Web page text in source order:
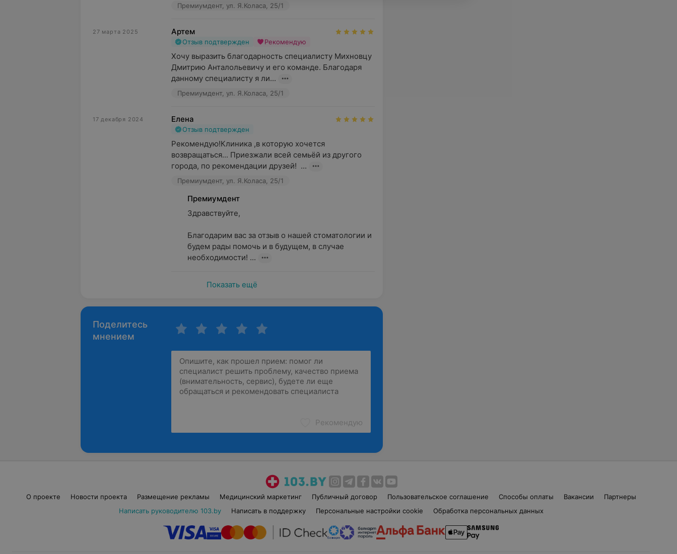
Премиумдент, ул. Я.Коласа, 25/1
27 марта 2025 Артем
Отзыв подтвержден Рекомендую
Хочу выразить благодарность специалисту Михновцу
Дмитрию Анталольевичу и его команде. Благодаря
данному специалисту я ли...
Премиумдент, ул. Я.Коласа, 25/1
17 декабря 2024 Елена
Отзыв подтвержден
Рекомендую!Клиника ,в которую хочется
возвращаться... Приезжали всей семьёй из другого
города, по рекомендации друзей!  ...
Премиумдент, ул. Я.Коласа, 25/1
Премиумдент
Здравствуйте,
Благодарим вас за отзыв о нашей стоматологии и
будем рады помочь и в будущем, в случае
необходимости! ...
Показать ещё
Поделитесь
мнением
Рекомендую
О проекте Новости проекта Размещение рекламы Медицинский маркетинг Публичный договор Пользовательское соглашение Способы оплаты Вакансии
Партнеры
Написать руководителю 103.by
Написать в поддержку Персональные настройки cookie Обработка персональных данных